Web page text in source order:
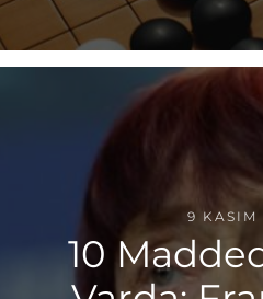
9 KASIM
10